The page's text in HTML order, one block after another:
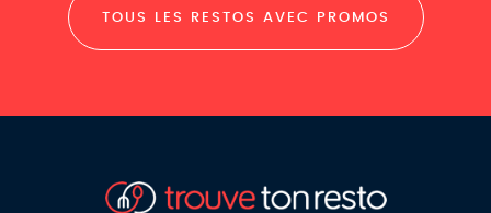
TOUS LES RESTOS AVEC PROMOS